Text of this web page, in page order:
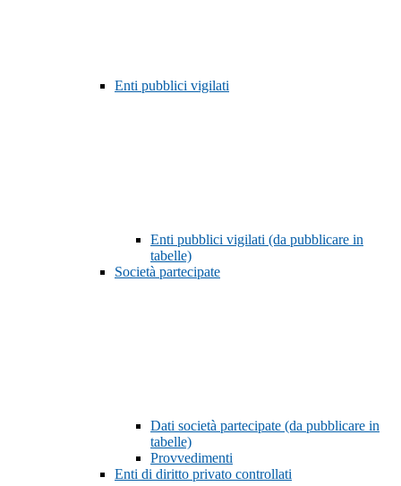
Enti pubblici vigilati
Enti pubblici vigilati (da pubblicare in
tabelle)
Società partecipate
Dati società partecipate (da pubblicare in
tabelle)
Provvedimenti
Enti di diritto privato controllati